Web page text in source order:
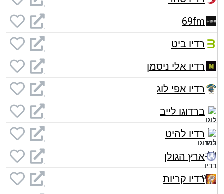
69fm
רדיו ביט
רדיו אלי ניסמן
רדיו אפי לוג
ברדוגו לייב
רדיו להיט
ארץ הגולן
רדיו קריות